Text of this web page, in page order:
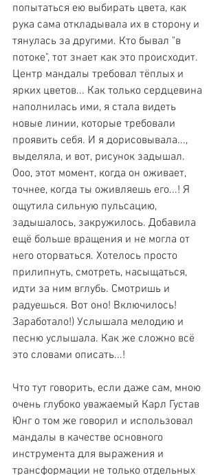
попытаться ею выбирать цвета, как
рука сама откладывала их в сторону и
тянулась за другими. Кто бывал "в
потоке", тот знает как это происходит.
Центр мандалы требовал тёплых и
ярких цветов... Как только сердцевина
наполнилась ими, я стала видеть
новые линии, которые требовали
проявить себя. И я дорисовывала...,
выделяла, и вот, рисунок задышал.
Ооо, этот момент, когда он оживает,
точнее, когда ты оживляешь его...! Я
ощутила сильную пульсацию,
задышалось, закружилось. Добавила
ещё больше вращения и не могла от
него оторваться. Хотелось просто
прилипнуть, смотреть, насыщаться,
идти за ним вглубь. Смотришь и
радуешься. Вот оно! Включилось!
Заработало!) Услышала мелодию и
песню услышала. Как же сложно всё
это словами описать...!
Что тут говорить, если даже сам, мною
очень глубоко уважаемый Карл Густав
Юнг о том же говорил и использовал
мандалы в качестве основного
инструмента для выражения и
трансформации не только отдельных